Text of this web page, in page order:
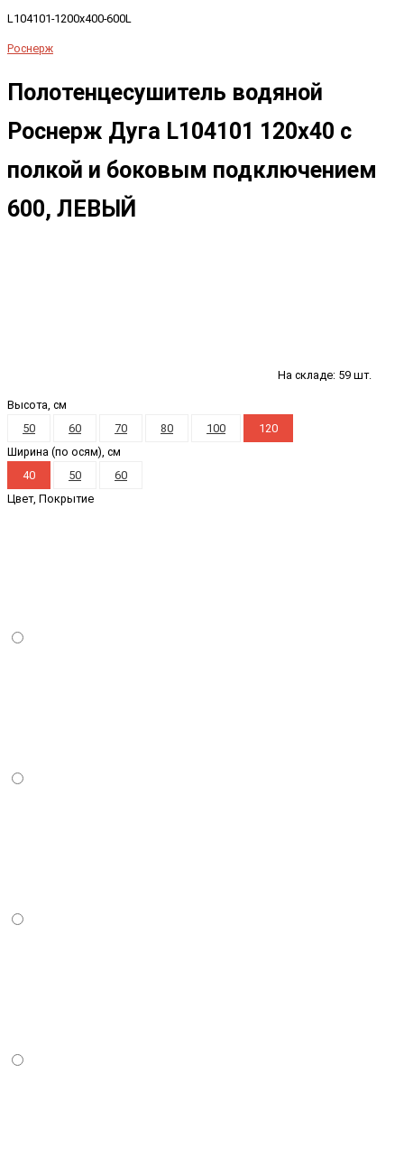
L104101-1200x400-600L
Роснерж
Полотенцесушитель водяной
Роснерж Дуга L104101 120x40 с
полкой и боковым подключением
600, ЛЕВЫЙ
На складе: 59 шт.
Высота, см
50
60 70 80 100
120
Ширина (по осям), см
40
50
60
Цвет, Покрытие